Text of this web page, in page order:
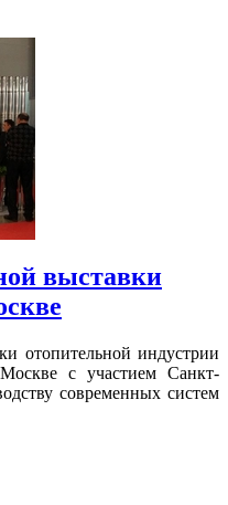
выставки
отопительной индустрии
с участием Санкт-
современных систем